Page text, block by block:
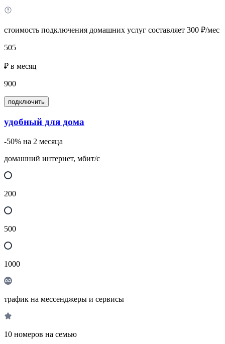
стоимость подключения домашних услуг составляет 300 ₽/мес
505
₽ в месяц
900
подключить
удобный для дома
-50% на 2 месяца
домашний интернет, мбит/с
200
500
1000
трафик на мессенджеры и сервисы
10 номеров на семью